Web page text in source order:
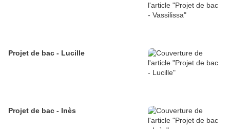
Projet de bac - Lucille
Projet de bac - Inès